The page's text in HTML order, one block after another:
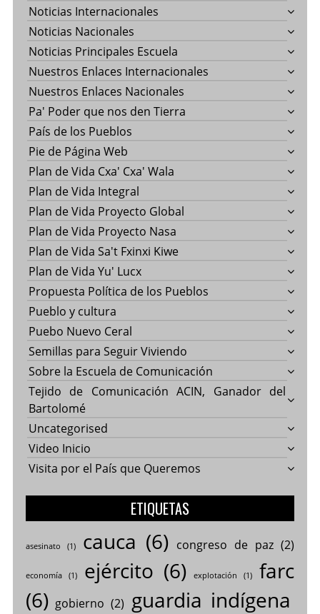
Noticias Internacionales
Noticias Nacionales
Noticias Principales Escuela
Nuestros Enlaces Internacionales
Nuestros Enlaces Nacionales
Pa' Poder que nos den Tierra
País de los Pueblos
Pie de Página Web
Plan de Vida Cxa' Cxa' Wala
Plan de Vida Integral
Plan de Vida Proyecto Global
Plan de Vida Proyecto Nasa
Plan de Vida Sa't Fxinxi Kiwe
Plan de Vida Yu' Lucx
Propuesta Política de los Pueblos
Pueblo y cultura
Puebo Nuevo Ceral
Semillas para Seguir Viviendo
Sobre la Escuela de Comunicación
Tejido de Comunicación ACIN, Ganador del
Bartolomé
Uncategorised
Video Inicio
Visita por el País que Queremos
ETIQUETAS
asesinato (1) cauca (6) congreso de paz(2)
economía(1) ejército (6) explotación (1)
farc
(6) gobierno (2) guardia indígena